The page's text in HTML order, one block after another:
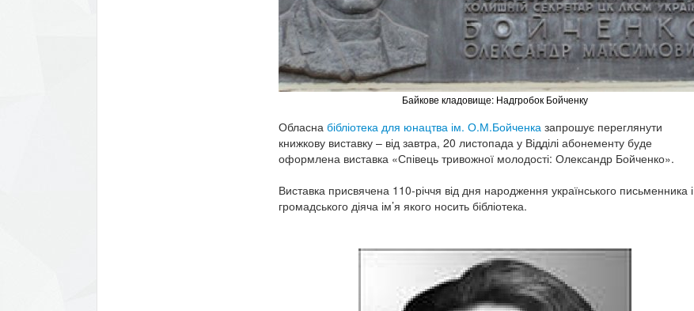
Байкове кладовище: Надгробок Бойченку
Обласна бібліотека для юнацтва ім. О.М.Бойченка запрошує переглянути
книжкову виставку – від завтра, 20 листопада у Відділі абонементу буде
оформлена виставка «Співець тривожної молодості: Олександр Бойченко».
Виставка присвячена 110-річчя від дня народження українського письменника і
громадського діяча ім’я якого носить бібліотека.